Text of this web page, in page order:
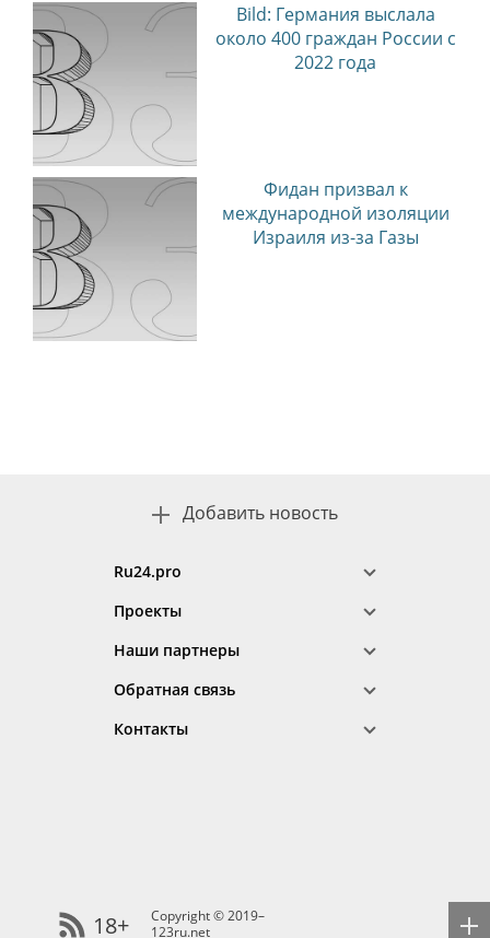
Bild: Германия выслала
около 400 граждан России с
2022 года
Фидан призвал к
международной изоляции
Израиля из-за Газы
Добавить новость
Ru24.pro
Проекты
Наши партнеры
Обратная связь
Контакты
18+
Copyright © 2019–
123ru.net